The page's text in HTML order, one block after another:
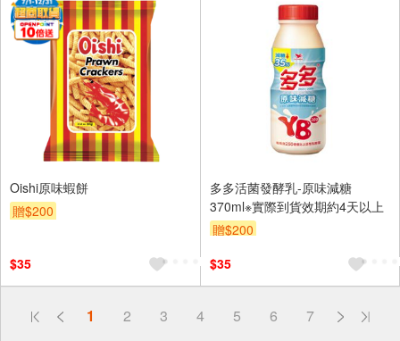
Oishi原味蝦餅
贈$200
$35
多多活菌發酵乳-原味減糖
370ml※實際到貨效期約4天以上
贈$200
$35
1 2 3 4 5 6 7
偏遠地區配送